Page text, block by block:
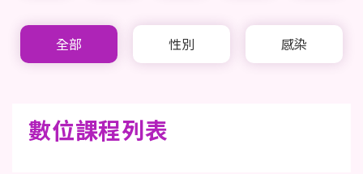
全部 性別 感染
數位課程列表